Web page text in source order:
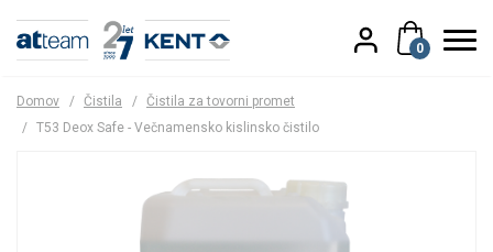
0
Domov / Čistila / Čistila za tovorni promet
/ T53 Deox Safe - Večnamensko kislinsko čistilo